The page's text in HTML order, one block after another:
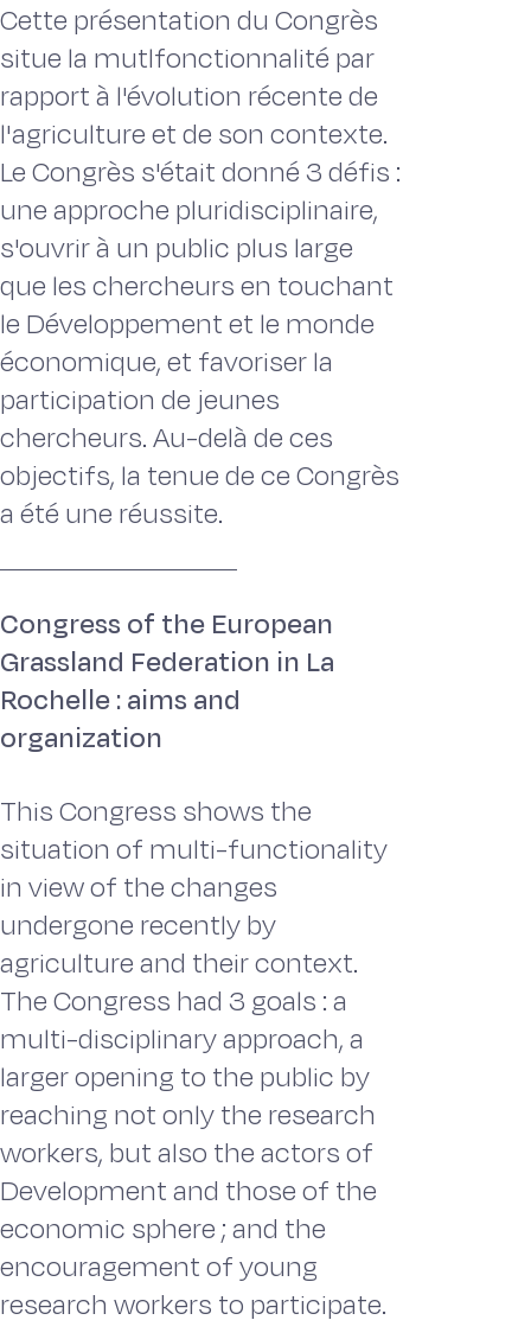
Cette présentation du Congrès
situe la mutlfonctionnalité par
rapport à l'évolution récente de
l'agriculture et de son contexte.
Le Congrès s'était donné 3 défis :
une approche pluridisciplinaire,
s'ouvrir à un public plus large
que les chercheurs en touchant
le Développement et le monde
économique, et favoriser la
participation de jeunes
chercheurs. Au-delà de ces
objectifs, la tenue de ce Congrès
a été une réussite.
Congress of the European
Grassland Federation in La
Rochelle : aims and
organization
This Congress shows the
situation of multi-functionality
in view of the changes
undergone recently by
agriculture and their context.
The Congress had 3 goals : a
multi-disciplinary approach, a
larger opening to the public by
reaching not only the research
workers, but also the actors of
Development and those of the
economic sphere ; and the
encouragement of young
research workers to participate.